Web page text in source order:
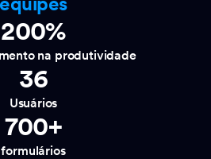
200%
na produtividade
36
Usuários
700+
formulários